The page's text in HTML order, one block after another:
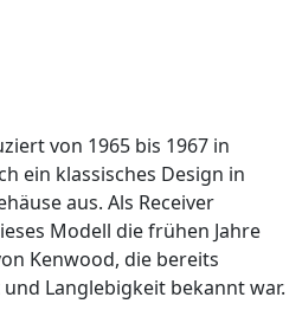
von 1965 bis 1967 in
ein klassisches Design in
aus. Als Receiver
Modell die frühen Jahre
Kenwood, die bereits
Langlebigkeit bekannt war.